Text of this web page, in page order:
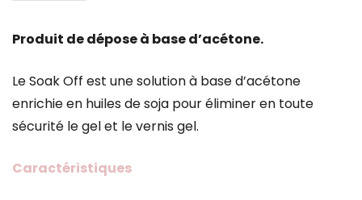
Produit de dépose à base d’acétone.
Le Soak Off est une solution à base d’acétone
enrichie en huiles de soja pour éliminer en toute
sécurité le gel et le vernis gel.
Caractéristiques